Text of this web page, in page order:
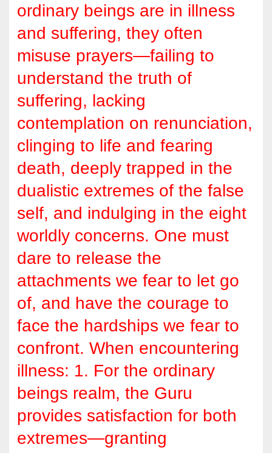
ordinary beings are in illness
and suffering, they often
misuse prayers—failing to
understand the truth of
suffering, lacking
contemplation on renunciation,
clinging to life and fearing
death, deeply trapped in the
dualistic extremes of the false
self, and indulging in the eight
worldly concerns. One must
dare to release the
attachments we fear to let go
of, and have the courage to
face the hardships we fear to
confront. When encountering
illness: 1. For the ordinary
beings realm, the Guru
provides satisfaction for both
extremes—granting